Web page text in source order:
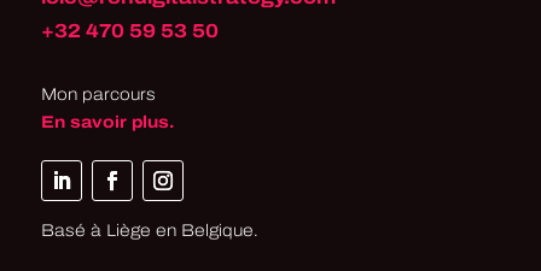
+32 470 59 53 50
Mon parcours
En savoir plus.
Basé à Liège en Belgique.